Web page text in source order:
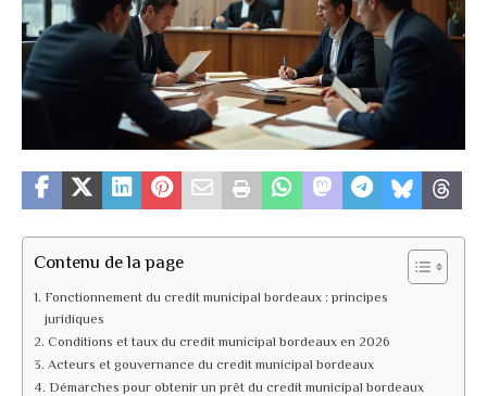
Contenu de la page
Fonctionnement du credit municipal bordeaux : principes
juridiques
Conditions et taux du credit municipal bordeaux en 2026
Acteurs et gouvernance du credit municipal bordeaux
Démarches pour obtenir un prêt du credit municipal bordeaux